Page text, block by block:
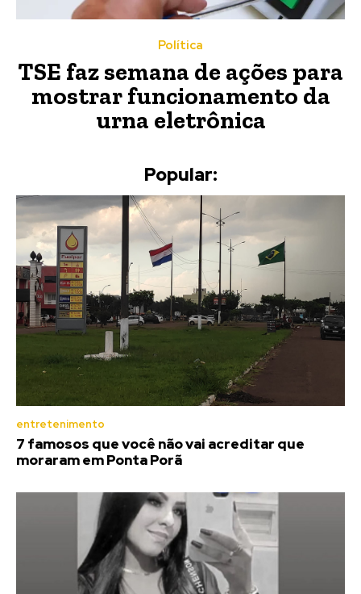
Política
TSE faz semana de ações para
mostrar funcionamento da
urna eletrônica
Popular:
entretenimento
7 famosos que você não vai acreditar que
moraram em Ponta Porã